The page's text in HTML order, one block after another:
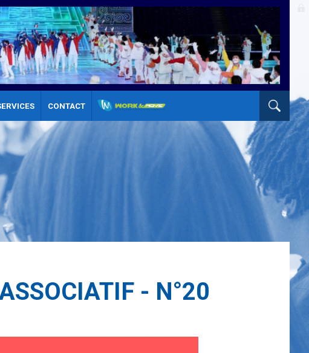
CONTACT
- N°20